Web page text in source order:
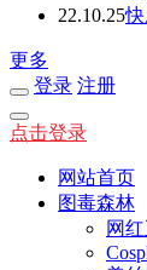
22.10.25
更多
登录 注册
点击登录
网站首页
图毒森林
网